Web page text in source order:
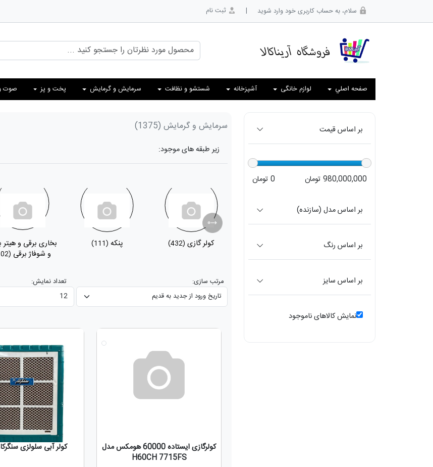
سلام، به حساب کاربری خود وارد شوید | ثبت نام
صفحه اصلي لوازم خانگی آشپزخانه شستشو و نظافت سرمایش و گرمایش پخت و پز صوت
بر اساس قیمت
980,000,000 تومان 0 تومان
بر اساس مدل (سازنده)
بر اساس رنگ
بر اساس سایز
نمایش کالاهای ناموجود
سرمایش و گرمایش (1375)
زیر طبقه های موجود:
کولر گازی (432) پنکه (111)
بخاری برقی و هیتر
و شوفاژ برقی (102)
مرتب سازی:
تعداد نمایش:
کولرگازی ایستاده 60000 هومکس مدل
H60CH 7715FS
کولر آبی سلولزی سنگرکار